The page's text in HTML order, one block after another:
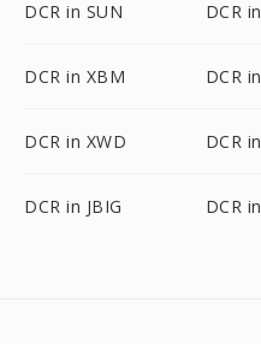
DCR in SUN DCR
DCR in XBM DCR
DCR in XWD DCR
DCR in JBIG DCR